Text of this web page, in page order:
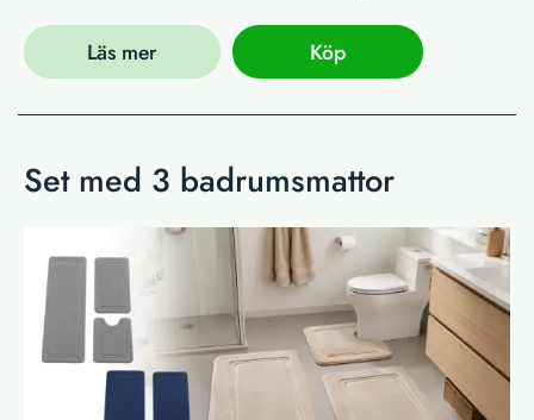
Läs mer Köp
Set med 3 badrumsmattor